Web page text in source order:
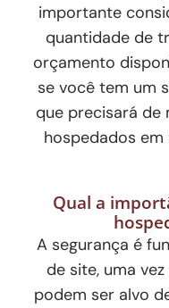
importante
quantidade de
orçamento
se você tem um
que precisará de
hospedados
Qual a
A segurança é
de site, uma
podem ser alvo